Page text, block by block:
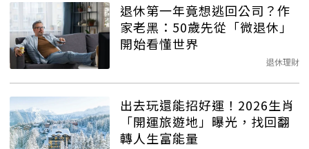
退休第一年竟想逃回公司？作
家老黑：50歲先從「微退休」
開始看懂世界
退休理財
出去玩還能招好運！2026生肖
「開運旅遊地」曝光，找回翻
轉人生富能量